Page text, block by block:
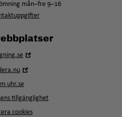
mån–fre 9–16
fönster
uhr.se
tillgänglighet
cookies